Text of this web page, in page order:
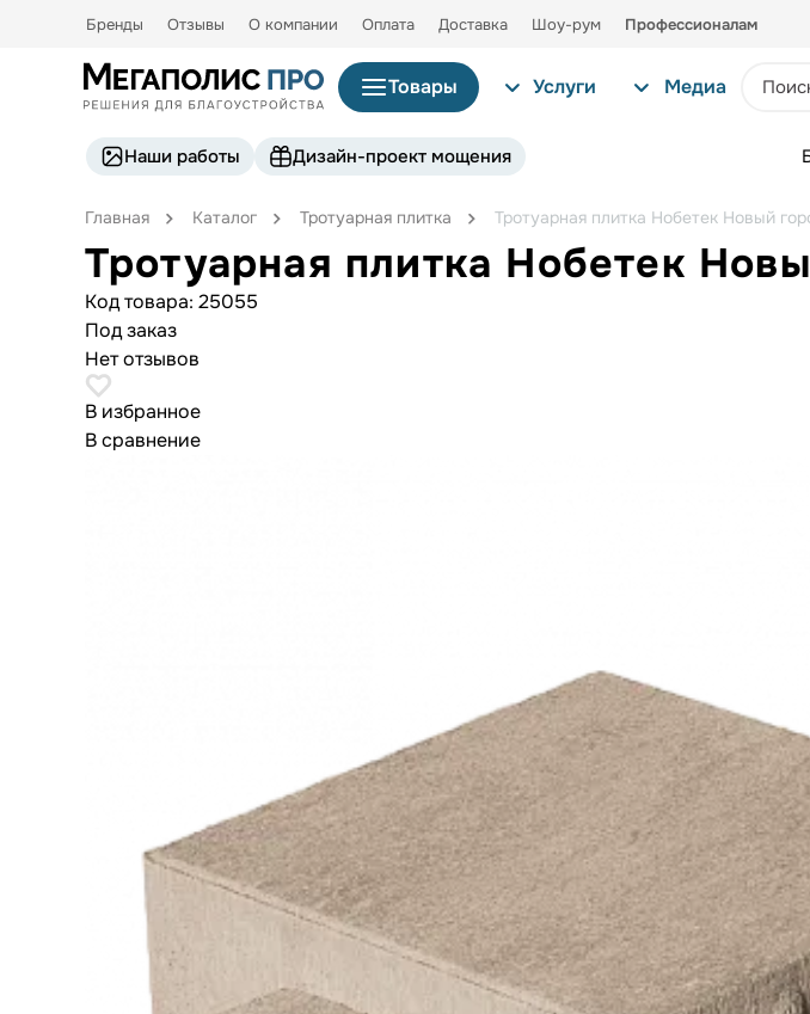
Бренды Отзывы О компании Оплата Доставка Шоу-рум Профессионалам
Товары Услуги Медиа
Наши работы Дизайн-проект мощения
Главная Каталог Тротуарная плитка Тротуарная плитка Нобетек Новый
Тротуарная плитка Нобетек
Код товара: 25055
Под заказ
Нет отзывов
В избранное
В сравнение